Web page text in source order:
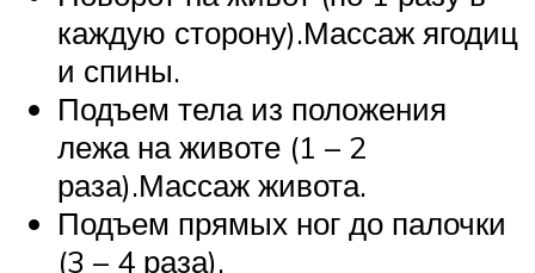
каждую сторону).Массаж ягодиц
и спины.
Подъем тела из положения
лежа на животе (1 – 2
раза).Массаж живота.
Подъем прямых ног до палочки
(3 – 4 раза).